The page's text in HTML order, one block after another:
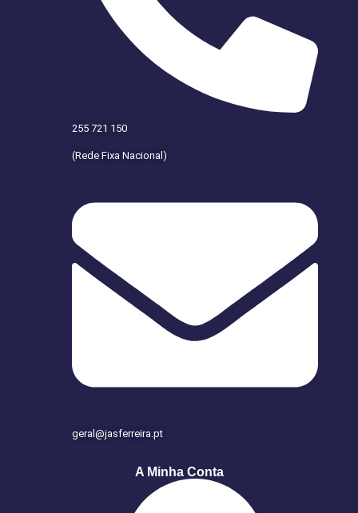
255 721 150
(Rede Fixa Nacional)
geral@jasferreira.pt
A Minha Conta